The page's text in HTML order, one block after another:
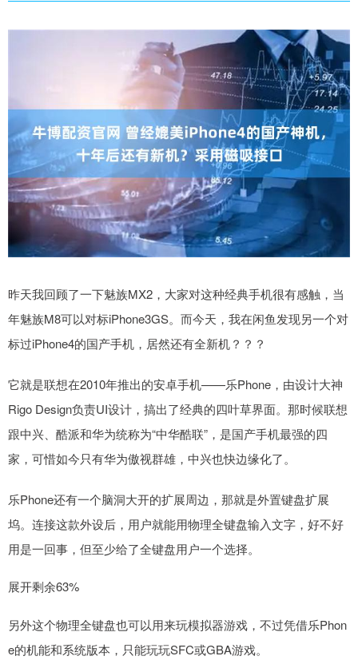
昨天我回顾了一下魅族MX2，大家对这种经典手机很有感触，当
年魅族M8可以对标iPhone3GS。而今天，我在闲鱼发现另一个对
标过iPhone4的国产手机，居然还有全新机？？？
它就是联想在2010年推出的安卓手机——乐Phone，由设计大神
Rigo Design负责UI设计，搞出了经典的四叶草界面。那时候联想
跟中兴、酷派和华为统称为“中华酷联”，是国产手机最强的四
家，可惜如今只有华为傲视群雄，中兴也快边缘化了。
乐Phone还有一个脑洞大开的扩展周边，那就是外置键盘扩展
坞。连接这款外设后，用户就能用物理全键盘输入文字，好不好
用是一回事，但至少给了全键盘用户一个选择。
展开剩余63%
另外这个物理全键盘也可以用来玩模拟器游戏，不过凭借乐Phon
e的机能和系统版本，只能玩玩SFC或GBA游戏。